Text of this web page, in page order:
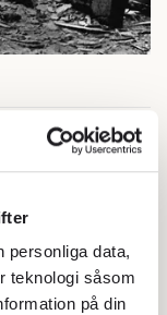
personliga data,
teknologi såsom
på din
liter läcker
mot den
drömde